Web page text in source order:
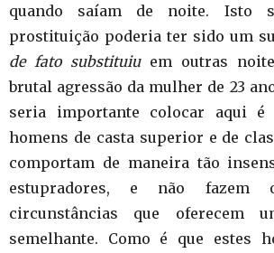
quando saíam de noite. Isto
prostituição poderia ter sido um
de fato substituiuem outras
brutal agressão da mulher de 23
seria importante colocar aqui é
homens de casta superior e de
comportam de maneira tão
estupradores, e não fazem
circunstâncias que oferecem
semelhante. Como é que estes